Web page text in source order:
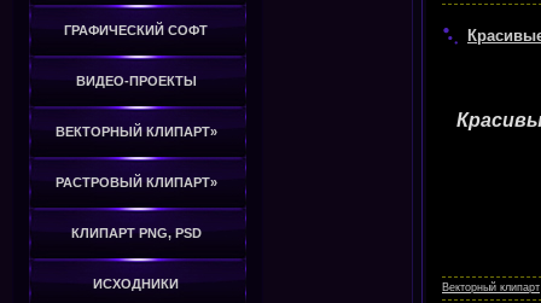
ГРАФИЧЕСКИЙ СОФТ
ВИДЕО-ПРОЕКТЫ
ВЕКТОРНЫЙ КЛИПАРТ»
РАСТРОВЫЙ КЛИПАРТ»
КЛИПАРТ PNG, PSD
ИСХОДНИКИ Векторный клипарт